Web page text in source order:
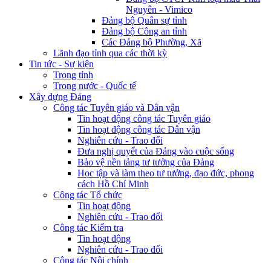
Nguyên - Vimico
Đảng bộ Quân sự tỉnh
Đảng bộ Công an tỉnh
Các Đảng bộ Phường, Xã
Lãnh đạo tỉnh qua các thời kỳ
Tin tức - Sự kiện
Trong tỉnh
Trong nước - Quốc tế
Xây dựng Đảng
Công tác Tuyên giáo và Dân vận
Tin hoạt động công tác Tuyên giáo
Tin hoạt động công tác Dân vận
Nghiên cứu - Trao đổi
Đưa nghị quyết của Đảng vào cuộc sống
Bảo vệ nền tảng tư tưởng của Đảng
Học tập và làm theo tư tưởng, đạo đức, phong
cách Hồ Chí Minh
Công tác Tổ chức
Tin hoạt động
Nghiên cứu - Trao đổi
Công tác Kiểm tra
Tin hoạt động
Nghiên cứu - Trao đổi
Công tác Nội chính